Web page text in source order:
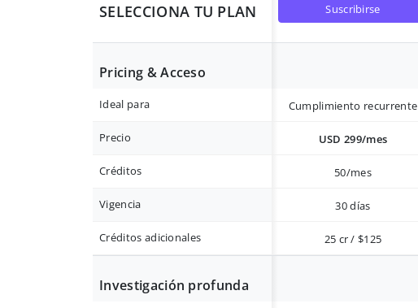
SELECCIONA TU PLAN suscribirse
Pricing & Acceso
Ideal para Cumplimiento recurrente
Precio USD 299/mes
Créditos 50/mes
Vigencia 30 días
Créditos adicionales 25 cr / $125
Investigación profunda